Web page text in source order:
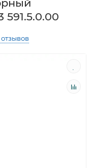
591.5.0.00